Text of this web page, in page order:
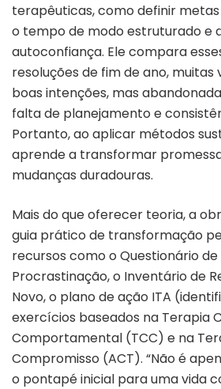
terapêuticas, como definir
o tempo de modo estruturado e
autoconfiança. Ele compara
resoluções de fim de ano, muitas
boas intenções, mas
falta de planejamento e
Portanto, ao aplicar métodos
aprende a transformar
mudanças duradouras.
Mais do que oferecer teoria, a
guia prático de transformação
recursos como o Questionário
Procrastinação, o Inventário de
Novo, o plano de ação ITA
exercícios baseados na Terapia
Comportamental (TCC) e na
Compromisso (ACT). “Não é
o pontapé inicial para uma vida